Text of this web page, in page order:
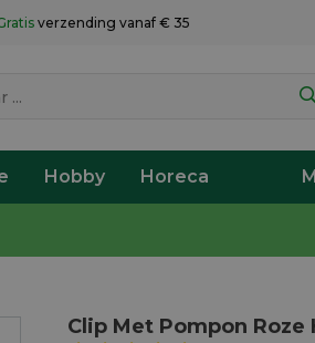
verzending vanaf € 35
Hobby Horeca
Clip Met Pompon Roze